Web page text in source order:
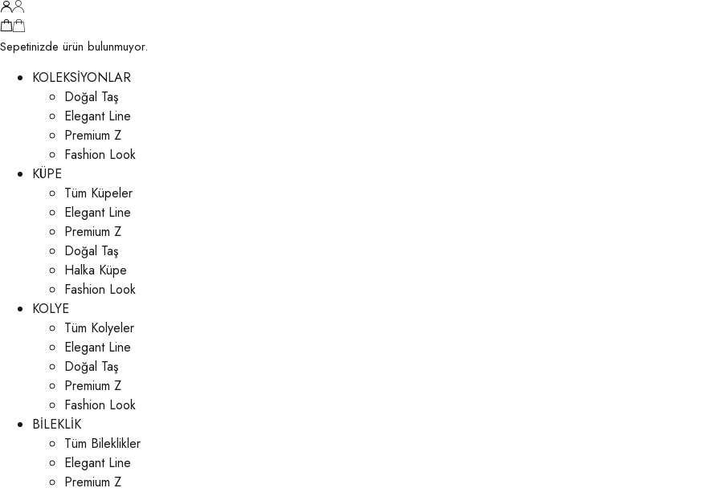
Sepetinizde ürün bulunmuyor.
KOLEKSİYONLAR
Doğal Taş
Elegant Line
Premium Z
Fashion Look
KÜPE
Tüm Küpeler
Elegant Line
Premium Z
Doğal Taş
Halka Küpe
Fashion Look
KOLYE
Tüm Kolyeler
Elegant Line
Doğal Taş
Premium Z
Fashion Look
BİLEKLİK
Tüm Bileklikler
Elegant Line
Premium Z